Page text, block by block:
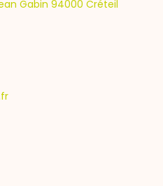
Gabin 94000 Créteil